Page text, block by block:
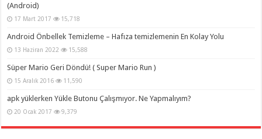
(Android)
17 Mart 2017 15,718
Android Önbellek Temizleme – Hafıza temizlemenin En Kolay Yolu
13 Haziran 2022 15,588
Süper Mario Geri Döndü! ( Super Mario Run )
15 Aralık 2016 11,590
apk yüklerken Yükle Butonu Çalışmıyor. Ne Yapmalıyım?
20 Ocak 2017 9,379